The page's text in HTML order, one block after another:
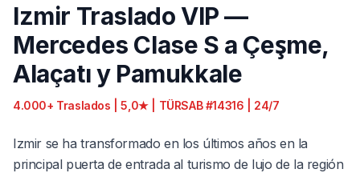
Izmir Traslado VIP —
Mercedes Clase S a Çeşme,
Alaçatı y Pamukkale
4.000+ Traslados | 5,0★ | TÜRSAB #14316 | 24/7
Izmir se ha transformado en los últimos años en la
principal puerta de entrada al turismo de lujo de la región